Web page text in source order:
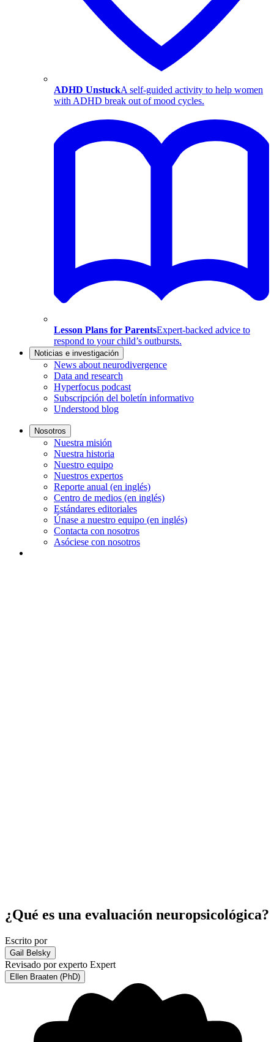
ADHD UnstuckA self-guided activity to help women
with ADHD break out of mood cycles.
Lesson Plans for ParentsExpert-backed advice to
respond to your child’s outbursts.
Noticias e investigación
News about neurodivergence
Data and research
Hyperfocus podcast
Subscripción del boletín informativo
Understood blog
Nosotros
Nuestra misión
Nuestra historia
Nuestro equipo
Nuestros expertos
Reporte anual (en inglés)
Centro de medios (en inglés)
Estándares editoriales
Únase a nuestro equipo (en inglés)
Contacta con nosotros
Asóciese con nosotros
¿Qué es una evaluación neuropsicológica?
Escrito por
Gail Belsky
Revisado por experto Expert
Ellen Braaten (PhD)